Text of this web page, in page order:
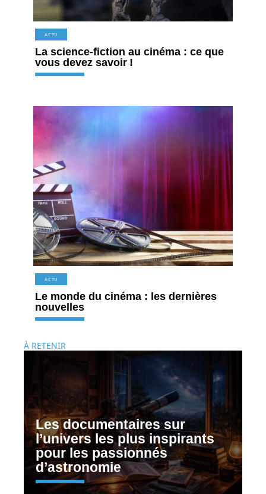
ACTU
La science-fiction au cinéma : ce que
vous devez savoir !
ACTU
Le monde du cinéma : les dernières
nouvelles
À RETENIR
Les documentaires sur
l’univers les plus inspirants
pour les passionnés
d’astronomie